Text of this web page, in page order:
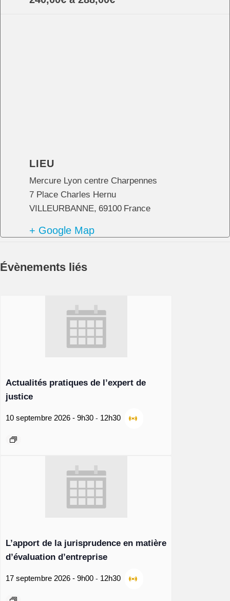
LIEU
Mercure Lyon centre Charpennes
7 Place Charles Hernu
VILLEURBANNE, 69100 France
+ Google Map
Évènements liés
Actualités pratiques de l’expert de
justice
10 septembre 2026 - 9h30 - 12h30
L’apport de la jurisprudence en matière
d’évaluation d’entreprise
17 septembre 2026 - 9h00 - 12h30